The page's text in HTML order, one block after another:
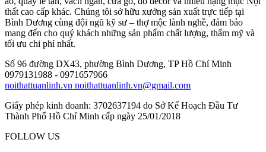
thất cao cấp khác. Chúng tôi sở hữu xưởng sản xuất trực tiếp tại
Bình Dương cùng đội ngũ kỹ sư – thợ mộc lành nghề, đảm bảo
mang đến cho quý khách những sản phẩm chất lượng, thẩm mỹ và
tối ưu chi phí nhất.
Số 96 đường DX43, phường Bình Dương, TP Hồ Chí Minh
0979131988 - 0971657966
noithattuanlinh.vn noithattuanlinh.vn@gmail.com
Giấy phép kinh doanh: 3702637194 do Sở Kế Hoạch Đầu Tư
Thành Phố Hồ Chí Minh cấp ngày 25/01/2018
FOLLOW US